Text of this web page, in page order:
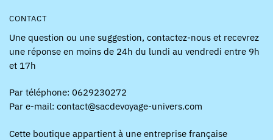
CONTACT
Une question ou une suggestion, contactez-nous et recevrez
une réponse en moins de 24h du lundi au vendredi entre 9h
et 17h
Par téléphone: 0629230272
Par e-mail: contact@sacdevoyage-univers.com
Cette boutique appartient à une entreprise française